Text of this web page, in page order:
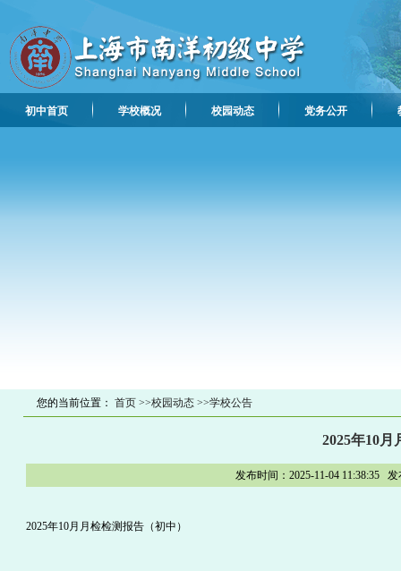
初中首页 学校概况 校园动态 党务公开
您的当前位置：首页 >>校园动态 >>学校公告
2025年10月
发布时间：2025-11-04 11:38:35
2025年10月月检检测报告（初中）